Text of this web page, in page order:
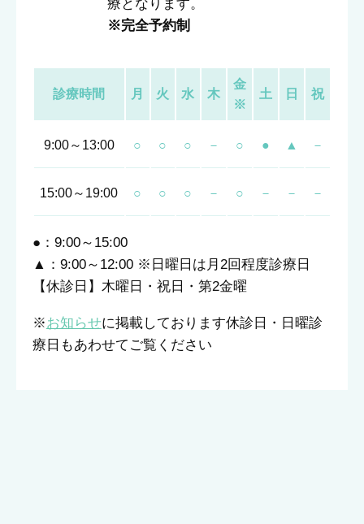
※完全予約制
診療時間 月 火 水 木
金
※
土 日 祝
9:00～13:00 ○ ○ ○ － ○ ● ▲ －
15:00～19:00 ○ ○ ○ － ○ － － －
●：9:00～15:00
▲：9:00～12:00 ※日曜日は月2回程度診療日
【休診日】木曜日・祝日・第2金曜
※お知らせに掲載しております休診日・日曜診
療日もあわせてご覧ください